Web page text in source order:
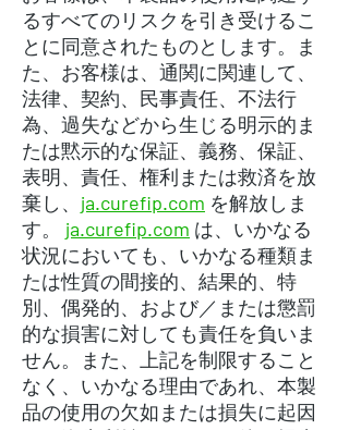
るすべてのリスクを引き受けるこ
とに同意されたものとします。ま
た、お客様は、通関に関連して、
法律、契約、民事責任、不法行
為、過失などから生じる明示的ま
たは黙示的な保証、義務、保証、
表明、責任、権利または救済を放
棄し、 ja.curefip.com を解放しま
す。 ja.curefip.com は、いかなる
状況においても、いかなる種類ま
たは性質の間接的、結果的、特
別、偶発的、および／または懲罰
的な損害に対しても責任を負いま
せん。また、上記を制限すること
なく、いかなる理由であれ、本製
品の使用の欠如または損失に起因